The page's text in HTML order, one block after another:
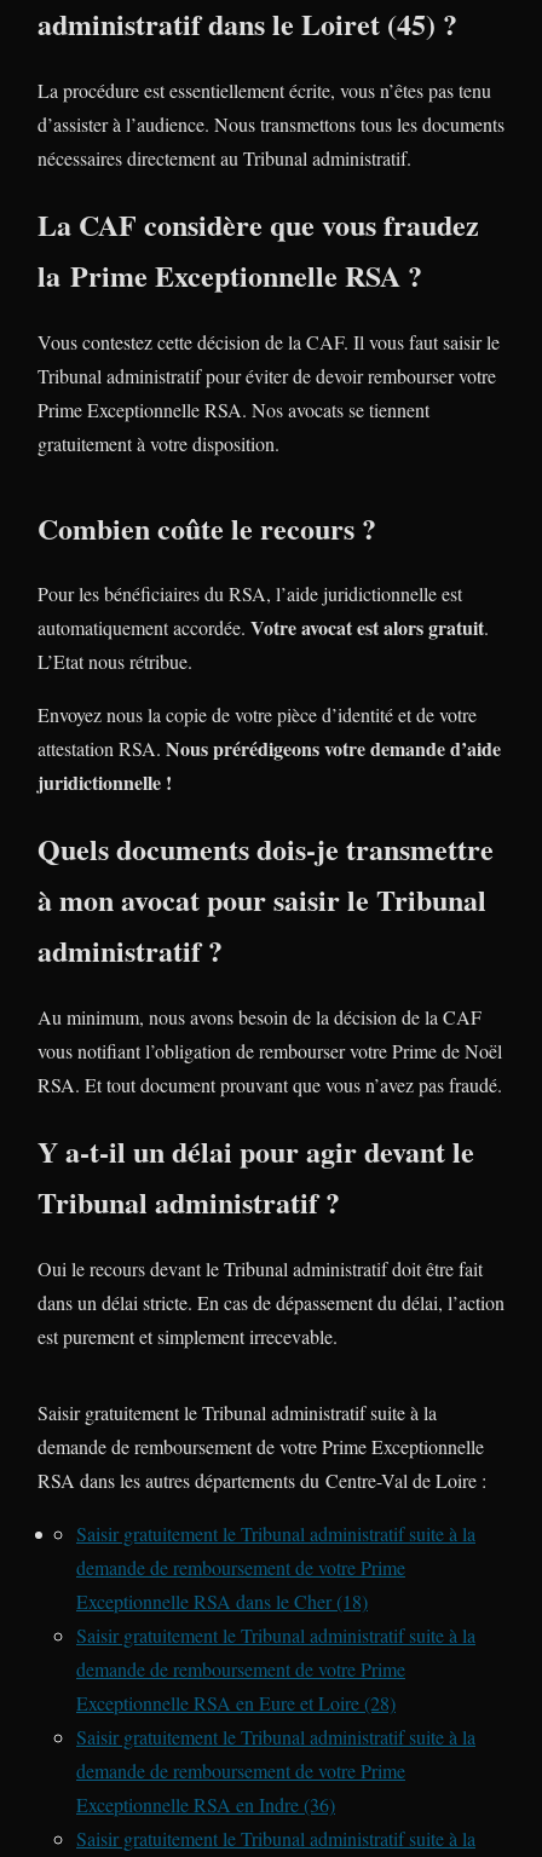
administratif dans le Loiret (45) ?
La procédure est essentiellement écrite, vous n’êtes pas tenu
d’assister à l’audience. Nous transmettons tous les documents
nécessaires directement au Tribunal administratif.
La CAF considère que vous fraudez
la Prime Exceptionnelle RSA ?
Vous contestez cette décision de la CAF. Il vous faut saisir le
Tribunal administratif pour éviter de devoir rembourser votre
Prime Exceptionnelle RSA. Nos avocats se tiennent
gratuitement à votre disposition.
Combien coûte le recours ?
Pour les bénéficiaires du RSA, l’aide juridictionnelle est
automatiquement accordée. Votre avocat est alors gratuit.
L’Etat nous rétribue.
Envoyez nous la copie de votre pièce d’identité et de votre
attestation RSA. Nous prérédigeons votre demande d’aide
juridictionnelle !
Quels documents dois-je transmettre
à mon avocat pour saisir le Tribunal
administratif ?
Au minimum, nous avons besoin de la décision de la CAF
vous notifiant l’obligation de rembourser votre Prime de Noël
RSA. Et tout document prouvant que vous n’avez pas fraudé.
Y a-t-il un délai pour agir devant le
Tribunal administratif ?
Oui le recours devant le Tribunal administratif doit être fait
dans un délai stricte. En cas de dépassement du délai, l’action
est purement et simplement irrecevable.
Saisir gratuitement le Tribunal administratif suite à la
demande de remboursement de votre Prime Exceptionnelle
RSA dans les autres départements du Centre-Val de Loire :
Saisir gratuitement le Tribunal administratif suite à la
demande de remboursement de votre Prime
Exceptionnelle RSA dans le Cher (18)
Saisir gratuitement le Tribunal administratif suite à la
demande de remboursement de votre Prime
Exceptionnelle RSA en Eure et Loire (28)
Saisir gratuitement le Tribunal administratif suite à la
demande de remboursement de votre Prime
Exceptionnelle RSA en Indre (36)
Saisir gratuitement le Tribunal administratif suite à la